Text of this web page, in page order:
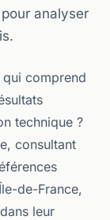
analyser
qui comprend
technique ?
consultant
de-France,
leur